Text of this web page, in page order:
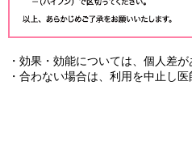
・効果・効能については、個人差が
・合わない場合は、利用を中止し